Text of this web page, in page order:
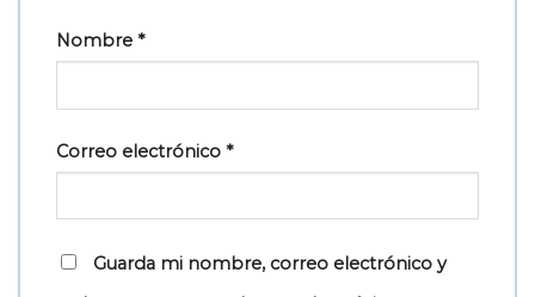
Nombre *
Correo electrónico *
Guarda mi nombre, correo electrónico y